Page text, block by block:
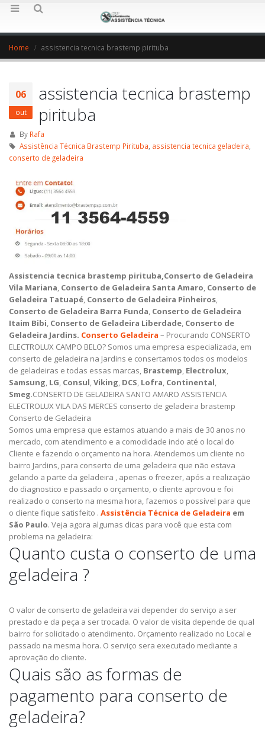
Home assistencia tecnica brastemp pirituba
06
out
assistencia tecnica brastemp
pirituba
By Rafa
Assistência Técnica Brastemp Pirituba assistencia tecnica geladeira
conserto de geladeira
Assistencia tecnica brastemp pirituba,Conserto de Geladeira
Vila Mariana, Conserto de Geladeira Santa Amaro, Conserto de
Geladeira Tatuapé, Conserto de Geladeira Pinheiros,
Conserto de Geladeira Barra Funda, Conserto de Geladeira
Itaim Bibi, Conserto de Geladeira Liberdade, Conserto de
Geladeira Jardins. Conserto Geladeira – Procurando CONSERTO
ELECTROLUX CAMPO BELO? Somos uma empresa especializada, em
conserto de geladeira na Jardins e consertamos todos os modelos
de geladeiras e todas essas marcas, Brastemp, Electrolux,
Samsung, LG, Consul,Viking, DCS, Lofra, Continental,
Smeg.CONSERTO DE GELADEIRA SANTO AMARO ASSISTENCIA
ELECTROLUX VILA DAS MERCES conserto de geladeira brastemp
Conserto de Geladeira
Somos uma empresa que estamos atuando a mais de 30 anos no
mercado, com atendimento e a comodidade indo até o local do
Cliente e fazendo o orçamento na hora. Atendemos um cliente no
bairro Jardins, para conserto de uma geladeira que não estava
gelando a parte da geladeira , apenas o freezer, após a realização
do diagnostico e passado o orçamento, o cliente aprovou e foi
realizado o conserto na mesma hora, fazemos o possível para que
o cliente fique satisfeito . Assistência Técnica de Geladeira em
São Paulo. Veja agora algumas dicas para você que esta com
problema na geladeira:
Quanto custa o conserto de uma
geladeira ?
O valor de conserto de geladeira vai depender do serviço a ser
prestado e da peça a ser trocada. O valor de visita depende de qual
bairro for solicitado o atendimento. Orçamento realizado no Local e
passado na mesma hora. O serviço sera executado mediante a
aprovação do cliente.
Quais são as formas de
pagamento para conserto de
geladeira?